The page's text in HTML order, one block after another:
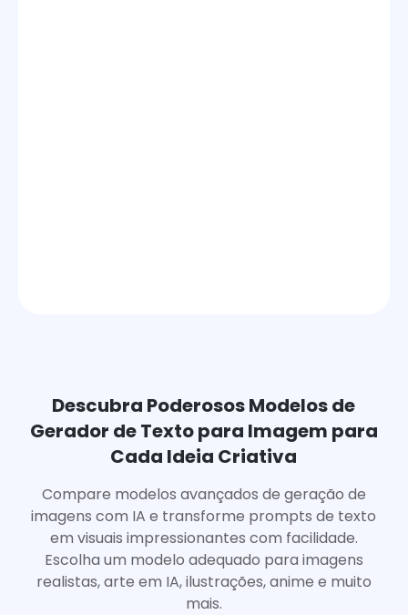
Descubra Poderosos Modelos de
Gerador de Texto para Imagem para
Cada Ideia Criativa
Compare modelos avançados de geração de
imagens com IA e transforme prompts de texto
em visuais impressionantes com facilidade.
Escolha um modelo adequado para imagens
realistas, arte em IA, ilustrações, anime e muito
mais.